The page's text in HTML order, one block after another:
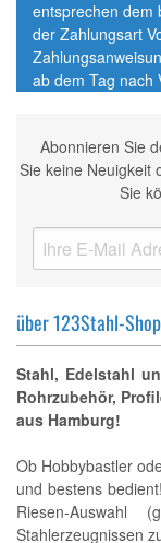
entsprechen dem
der Zahlungsart
ab dem Tag nach
Abonnieren Sie
Sie keine Neuigkeit
Sie
über 123Stahl-Shop
Stahl, Edelstahl
Rohrzubehör,
aus Hamburg!
Ob Hobbybastler
und bestens
Riesen-
Stahlerzeugnissen